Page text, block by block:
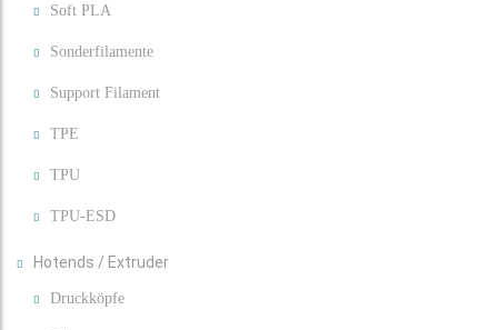
Soft PLA
Sonderfilamente
Support Filament
TPE
TPU
TPU-ESD
Hotends / Extruder
Druckköpfe